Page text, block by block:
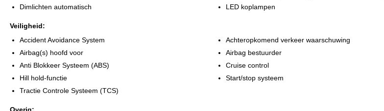
Dimlichten automatisch
LED koplampen
Veiligheid:
Accident Avoidance System
Achteropkomend verkeer waarschuwing
Airbag(s) hoofd voor
Airbag bestuurder
Anti Blokkeer Systeem (ABS)
Cruise control
Hill hold-functie
Start/stop systeem
Tractie Controle Systeem (TCS)
Overig: